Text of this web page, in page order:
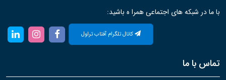
با ما در شبکه های اجتماعی همرا ه باشید:
کانال تلگرام آفتاب تراول
تماس با ما